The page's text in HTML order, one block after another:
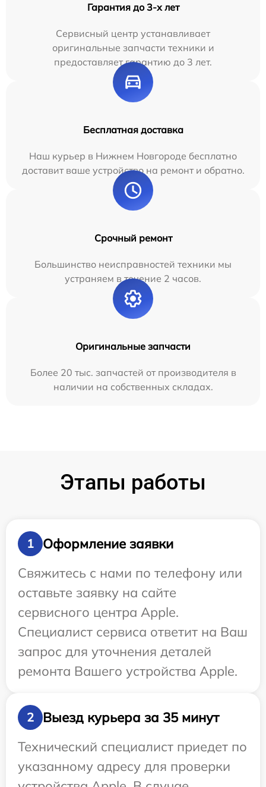
Гарантия до 3-х лет
Сервисный центр устанавливает
оригинальные запчасти техники и
предоставляет гарантию до 3 лет.
Бесплатная доставка
Наш курьер в Нижнем Новгороде бесплатно
доставит ваше устройство на ремонт и обратно.
Срочный ремонт
Большинство неисправностей техники мы
устраняем в течение 2 часов.
Оригинальные запчасти
Более 20 тыс. запчастей от производителя в
наличии на собственных складах.
Этапы работы
1
Оформление заявки
Свяжитесь с нами по телефону или
оставьте заявку на сайте
сервисного центра Apple.
Специалист сервиса ответит на Ваш
запрос для уточнения деталей
ремонта Вашего устройства Apple.
2
Выезд курьера за 35 минут
Технический специалист приедет по
указанному адресу для проверки